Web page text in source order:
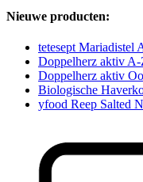
Nieuwe producten:
tetesept Mariadistel
Doppelherz aktiv
Doppelherz aktiv
Biologische
yfood Reep Salted